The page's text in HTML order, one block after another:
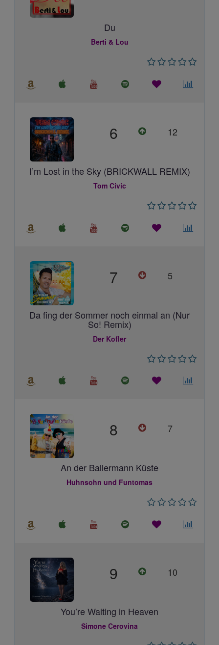
Du
Berti & Lou
6 12
I’m Lost in the Sky (BRICKWALL REMIX)
Tom Civic
7 5
Da fing der Sommer noch einmal an (Nur
So! Remix)
Der Kofler
8 7
An der Ballermann Küste
Huhnsohn und Funtomas
9 10
You’re Waiting in Heaven
Simone Cerovina